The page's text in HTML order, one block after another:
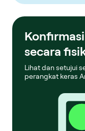
secara
Lihat dan setujui
perangkat keras